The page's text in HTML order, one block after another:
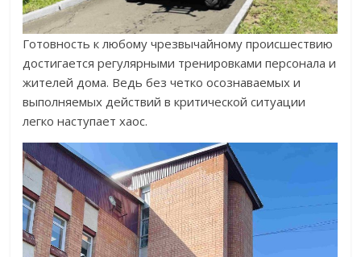
Готовность к любому чрезвычайному происшествию
достигается регулярными тренировками персонала и
жителей дома. Ведь без четко осознаваемых и
выполняемых действий в критической ситуации
легко наступает хаос.